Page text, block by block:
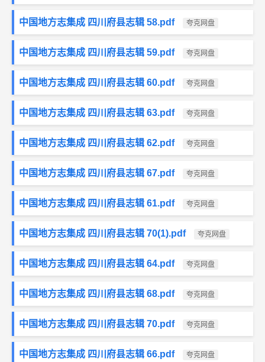
中国地方志集成 四川府县志辑 58.pdf 夸克网盘
中国地方志集成 四川府县志辑 59.pdf 夸克网盘
中国地方志集成 四川府县志辑 60.pdf 夸克网盘
中国地方志集成 四川府县志辑 63.pdf 夸克网盘
中国地方志集成 四川府县志辑 62.pdf 夸克网盘
中国地方志集成 四川府县志辑 67.pdf 夸克网盘
中国地方志集成 四川府县志辑 61.pdf 夸克网盘
中国地方志集成 四川府县志辑 70(1).pdf 夸克网盘
中国地方志集成 四川府县志辑 64.pdf 夸克网盘
中国地方志集成 四川府县志辑 68.pdf 夸克网盘
中国地方志集成 四川府县志辑 70.pdf 夸克网盘
中国地方志集成 四川府县志辑 66.pdf 夸克网盘